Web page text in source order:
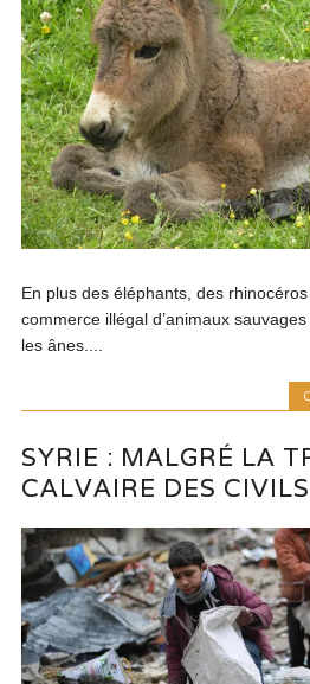
En plus des éléphants, des
commerce illégal d’animaux
les ânes....
SYRIE : MALGRÉ LA
CALVAIRE DES